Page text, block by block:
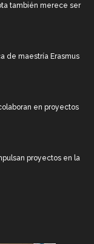
también merece ser
de maestría Erasmus
en proyectos
proyectos en la